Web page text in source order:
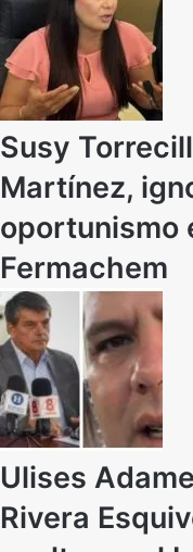
Susy
Martínez,
oportunismo
Fermachem
Ulises
Rivera